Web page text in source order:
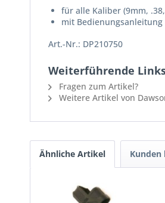
für alle Kaliber (9mm,
mit Bedienungsanleitung
Art.-Nr.: DP210750
Weiterführende
Fragen zum Artikel?
Weitere Artikel von
Ähnliche Artikel Kunden